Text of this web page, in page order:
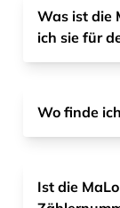
Was ist die
ich sie für
Wo finde
Ist die